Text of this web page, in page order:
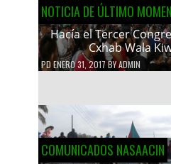
NOTICIA DE ÚLTIMO
Hacía el Tercer
Cxhab Wala
PDENERO 31, 2017BYADMIN
COMUNICADOS NASAACIN